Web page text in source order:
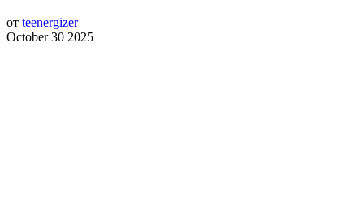
от teenergizer
October 30 2025